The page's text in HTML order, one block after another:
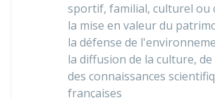
sportif, familial, culturel ou
la mise en valeur du
la défense de
la diffusion de la culture,
des connaissances
françaises